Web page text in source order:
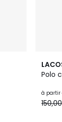
Polo
à partir
5